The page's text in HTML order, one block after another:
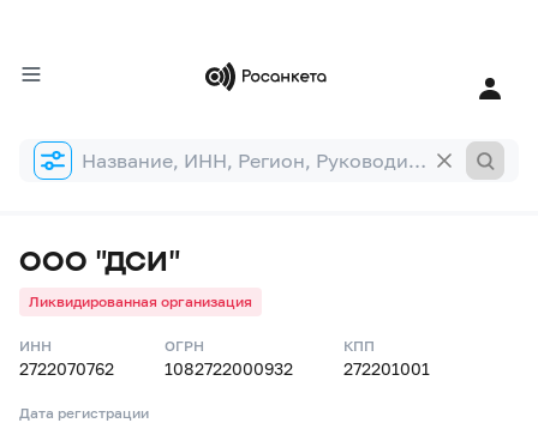
Форма
поиска
ООО "ДСИ"
Ликвидированная организация
ИНН
2722070762
ОГРН
1082722000932
КПП
272201001
Дата регистрации